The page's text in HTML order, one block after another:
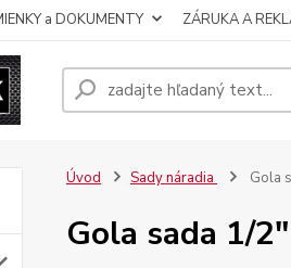
a DOKUMENTY ZÁRUKA A
Úvod Sady náradia Gola
Gola sada 1/